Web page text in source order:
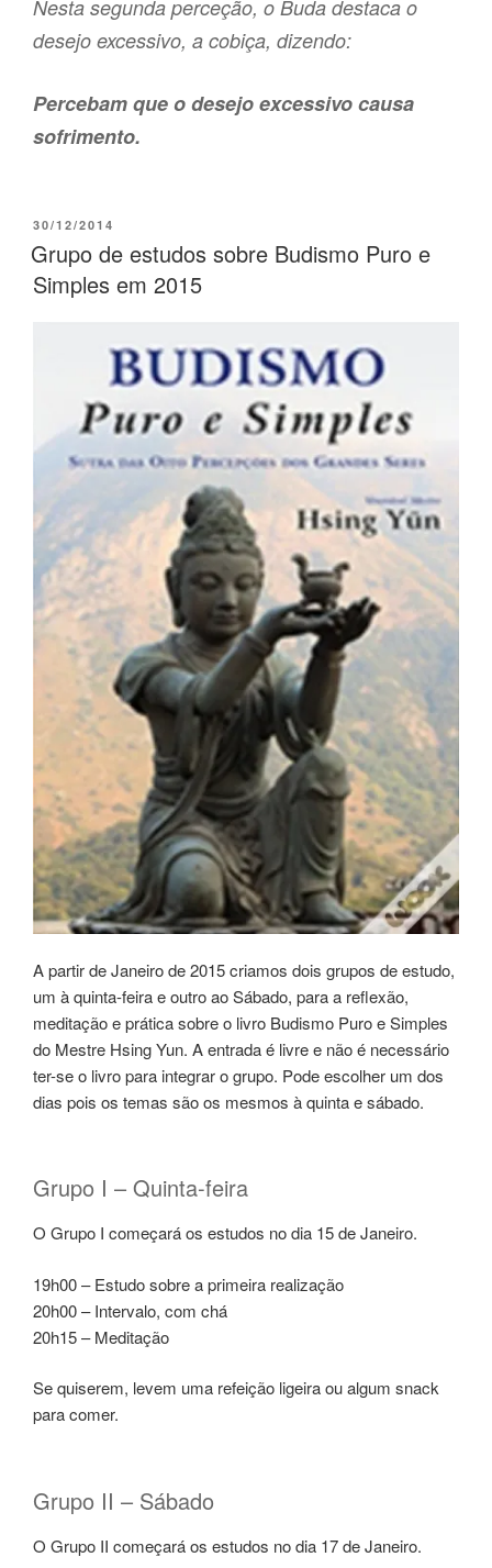
Nesta segunda perceção, o Buda destaca o
desejo excessivo, a cobiça, dizendo:
Percebam que o desejo excessivo causa
sofrimento.
30/12/2014
Grupo de estudos sobre Budismo Puro e
Simples em 2015
A partir de Janeiro de 2015 criamos dois grupos de estudo,
um à quinta-feira e outro ao Sábado, para a reflexão,
meditação e prática sobre o livro Budismo Puro e Simples
do Mestre Hsing Yun. A entrada é livre e não é necessário
ter-se o livro para integrar o grupo. Pode escolher um dos
dias pois os temas são os mesmos à quinta e sábado.
Grupo I – Quinta-feira
O Grupo I começará os estudos no dia 15 de Janeiro.
19h00 – Estudo sobre a primeira realização
20h00 – Intervalo, com chá
20h15 – Meditação
Se quiserem, levem uma refeição ligeira ou algum snack
para comer.
Grupo II – Sábado
O Grupo II começará os estudos no dia 17 de Janeiro.